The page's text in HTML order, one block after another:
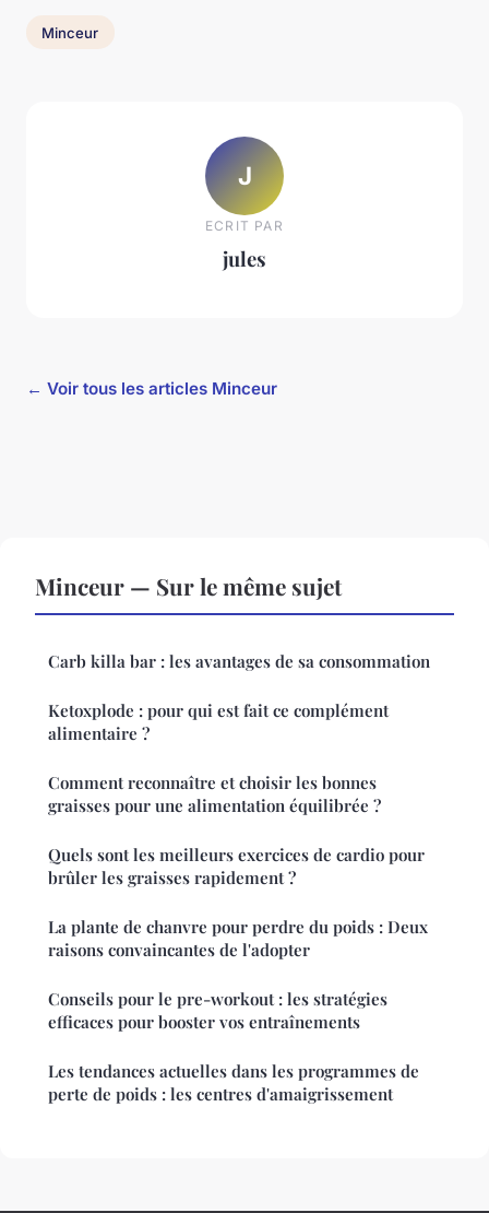
Minceur
J
ECRIT PAR
jules
← Voir tous les articles Minceur
Minceur — Sur le même sujet
Carb killa bar : les avantages de sa consommation
Ketoxplode : pour qui est fait ce complément
alimentaire ?
Comment reconnaître et choisir les bonnes
graisses pour une alimentation équilibrée ?
Quels sont les meilleurs exercices de cardio pour
brûler les graisses rapidement ?
La plante de chanvre pour perdre du poids : Deux
raisons convaincantes de l'adopter
Conseils pour le pre-workout : les stratégies
efficaces pour booster vos entraînements
Les tendances actuelles dans les programmes de
perte de poids : les centres d'amaigrissement